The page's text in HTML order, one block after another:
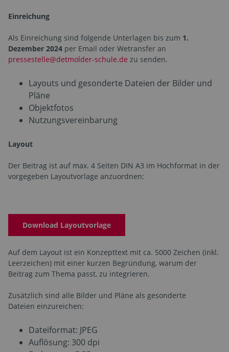
Einreichung
Als Einreichung sind folgende Unterlagen bis zum 1.
Dezember 2024 per Email oder Wetransfer an
pressestelle@detmolder-schule.de zu senden.
Layouts und gesonderte Dateien der Bilder und
Pläne
Objektfotos
Nutzungsvereinbarung
Layout
Der Beitrag ist auf max. 4 Seiten DIN A3 im Hochformat in der
vorgegeben Layoutvorlage anzuordnen:
Download Layoutvorlage
Auf dem Layout ist ein Konzepttext mit ca. 5000 Zeichen (inkl.
Leerzeichen) mit einer kurzen Begründung, warum der
Beitrag zum Thema passt, zu integrieren.
Zusätzlich sind alle Bilder und Pläne als gesonderte
Dateien einzureichen:
Dateiformat: JPEG
Auflösung: 300 dpi